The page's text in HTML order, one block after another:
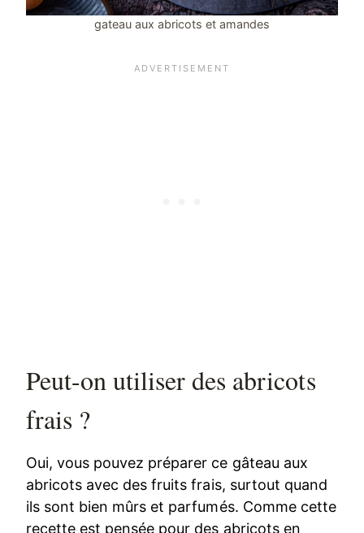
gateau aux abricots et amandes
Peut-on utiliser des abricots
frais ?
Oui, vous pouvez préparer ce gâteau aux
abricots avec des fruits frais, surtout quand
ils sont bien mûrs et parfumés. Comme cette
recette est pensée pour des abricots en